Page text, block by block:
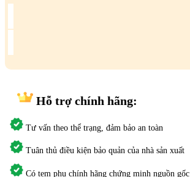
Hỗ trợ chính hãng:
Tư vấn theo thể trạng, đảm bảo an toàn
Tuân thủ điều kiện bảo quản của nhà sản xuất
Có tem phụ chính hãng chứng minh nguồn gốc